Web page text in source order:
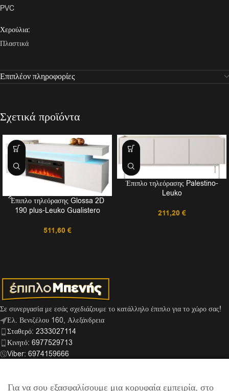
PVC
Χερούλια:
Πλαστικά
Επιπλέον πληροφορίες
Σχετικά προϊόντα
Έπιπλο τηλεόρασης Glossa 2D
190 plus-Leuko Gualistero
511,60 €
Έπιπλο τηλεόρασης Palestino-
Leuko
211,20 €
Σε συνεργασία με εσάς σχεδιάζουμε το κατάλληλο έπιπλο για το χώρο σας!
Ελ. Βενιζέλου 160, Αλεξάνδρεια
Σταθερό: 2333027114
Κινητό: 6977529713
Viber: 6974159666
Για να σου εξασφαλίσουμε μια κορυφαία εμπειρία, στο